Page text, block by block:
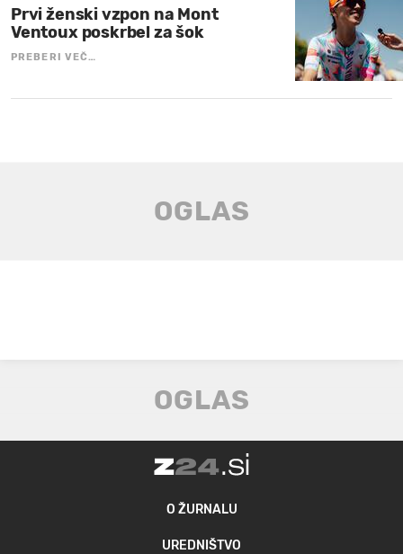
Prvi ženski vzpon na Mont
Ventoux poskrbel za šok
PREBERI VEČ…
O ŽURNALU
UREDNIŠTVO